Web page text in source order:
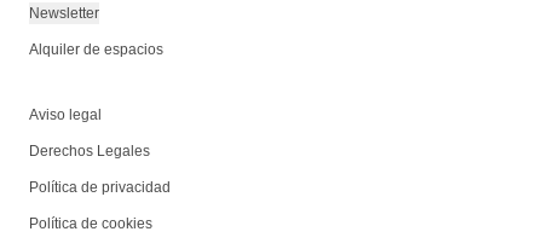
Newsletter
Alquiler de espacios
Aviso legal
Derechos Legales
Política de privacidad
Política de cookies